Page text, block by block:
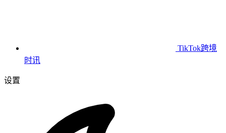
TikTok跨境
时讯
设置